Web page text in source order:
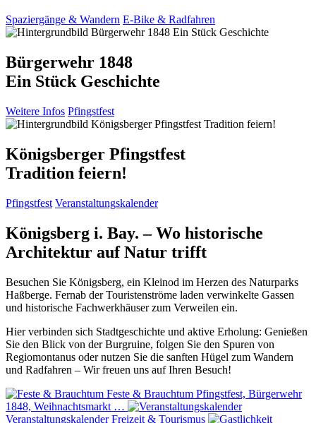
Spaziergänge & Wandern E-Bike & Radfahren
Bürgerwehr 1848
Ein Stück Geschichte
Weitere Infos Pfingstfest
Königsberger Pfingstfest
Tradition feiern!
Pfingstfest Veranstaltungskalender
Königsberg i. Bay. – Wo historische
Architektur auf Natur trifft
Besuchen Sie Königsberg, ein Kleinod im Herzen des Naturparks
Haßberge. Fernab der Touristenströme laden verwinkelte Gassen
und historische Fachwerkhäuser zum Verweilen ein.
Hier verbinden sich Stadtgeschichte und aktive Erholung: Genießen
Sie den Blick von der Burgruine, folgen Sie den Spuren von
Regiomontanus oder nutzen Sie die sanften Hügel zum Wandern
und Radfahren – Wir freuen uns auf Ihren Besuch!
Feste & Brauchtum Pfingstfest, Bürgerwehr
1848, Weihnachtsmarkt …
Veranstaltungskalender Freizeit & Tourismus